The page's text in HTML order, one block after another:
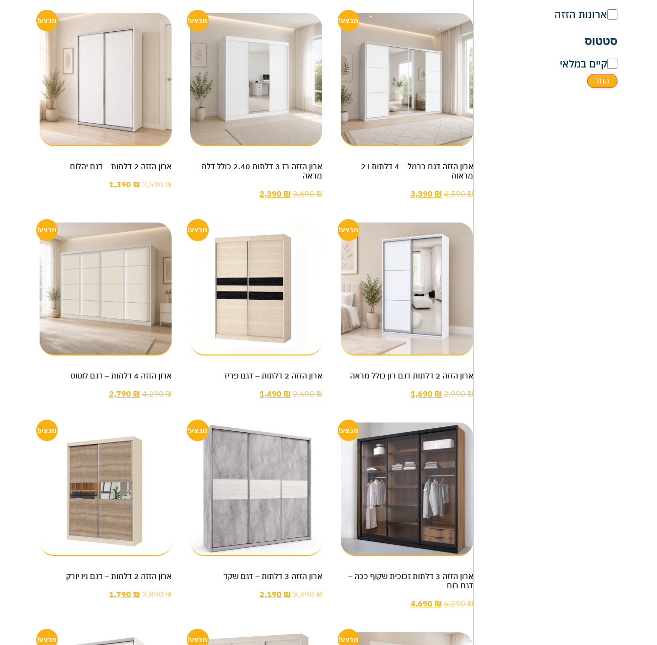
ארונות הזזה
סטטוס
קיים במלאי
החל
מבצע!
ארון הזזה דגם כרמל – 4 דלתות ו 2
מראות
4,590₪
3,390 ₪
מבצע!
ארון הזזה רז 3 דלתות 2.40 כולל דלת
מראה
3,690₪
2,390 ₪
מבצע!
ארון הזזה 2 דלתות – דגם יהלום
2,590₪
1,390 ₪
מבצע!
ארון הזזה 2 דלתות דגם רון כולל מראה
2,990₪
1,690 ₪
מבצע!
ארון הזזה 2 דלתות – דגם פריז
2,690₪
1,490 ₪
מבצע!
ארון הזזה 4 דלתות – דגם לוטוס
4,290₪
2,790 ₪
מבצע!
ארון הזזה 3 דלתות זכוכית שקוף ככה –
דגם רום
6,290₪
4,690 ₪
מבצע!
ארון הזזה 3 דלתות – דגם שקד
3,390₪
2,190 ₪
מבצע!
ארון הזזה 2 דלתות – דגם ניו יורק
2,890₪
1,790 ₪
מבצע! מבצע! מבצע!